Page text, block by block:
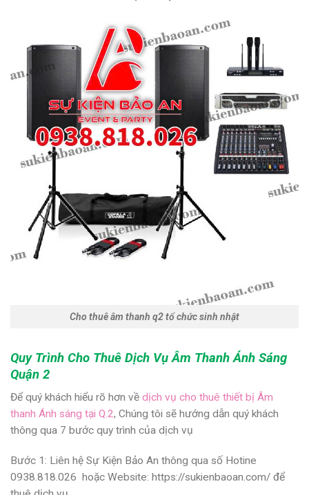
Cho thuê âm thanh q2 tổ chức sinh nhật
Quy Trình Cho Thuê Dịch Vụ Âm Thanh Ánh Sáng
Quận 2
Để quý khách hiểu rõ hơn về dịch vụ cho thuê thiết bị Âm
thanh Ánh sáng tại Q.2, Chúng tôi sẽ hướng dẫn quý khách
thông qua 7 bước quy trình của dịch vụ
Bước 1: Liên hệ Sự Kiện Bảo An thông qua số Hotine
0938.818.026 hoặc Website: https://sukienbaoan.com/ để